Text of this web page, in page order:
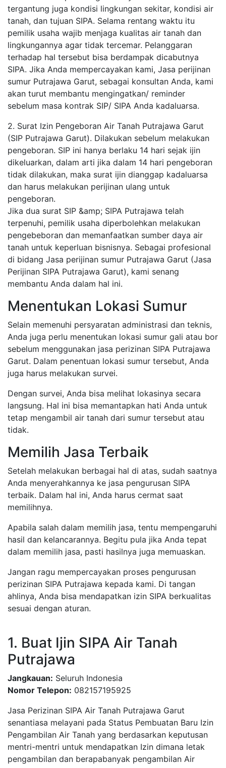
tergantung juga kondisi lingkungan sekitar, kondisi air
tanah, dan tujuan SIPA. Selama rentang waktu itu
pemilik usaha wajib menjaga kualitas air tanah dan
lingkungannya agar tidak tercemar. Pelanggaran
terhadap hal tersebut bisa berdampak dicabutnya
SIPA. Jika Anda mempercayakan kami, Jasa perijinan
sumur Putrajawa Garut, sebagai konsultan Anda, kami
akan turut membantu mengingatkan/ reminder
sebelum masa kontrak SIP/ SIPA Anda kadaluarsa.
2. Surat Izin Pengeboran Air Tanah Putrajawa Garut
(SIP Putrajawa Garut). Dilakukan sebelum melakukan
pengeboran. SIP ini hanya berlaku 14 hari sejak ijin
dikeluarkan, dalam arti jika dalam 14 hari pengeboran
tidak dilakukan, maka surat ijin dianggap kadaluarsa
dan harus melakukan perijinan ulang untuk
pengeboran.
Jika dua surat SIP &amp; SIPA Putrajawa telah
terpenuhi, pemilik usaha diperbolehkan melakukan
pengebeboran dan memanfaatkan sumber daya air
tanah untuk keperluan bisnisnya. Sebagai profesional
di bidang Jasa perijinan sumur Putrajawa Garut (Jasa
Perijinan SIPA Putrajawa Garut), kami senang
membantu Anda dalam hal ini.
Menentukan Lokasi Sumur
Selain memenuhi persyaratan administrasi dan teknis,
Anda juga perlu menentukan lokasi sumur gali atau bor
sebelum menggunakan jasa perizinan SIPA Putrajawa
Garut. Dalam penentuan lokasi sumur tersebut, Anda
juga harus melakukan survei.
Dengan survei, Anda bisa melihat lokasinya secara
langsung. Hal ini bisa memantapkan hati Anda untuk
tetap mengambil air tanah dari sumur tersebut atau
tidak.
Memilih Jasa Terbaik
Setelah melakukan berbagai hal di atas, sudah saatnya
Anda menyerahkannya ke jasa pengurusan SIPA
terbaik. Dalam hal ini, Anda harus cermat saat
memilihnya.
Apabila salah dalam memilih jasa, tentu mempengaruhi
hasil dan kelancarannya. Begitu pula jika Anda tepat
dalam memilih jasa, pasti hasilnya juga memuaskan.
Jangan ragu mempercayakan proses pengurusan
perizinan SIPA Putrajawa kepada kami. Di tangan
ahlinya, Anda bisa mendapatkan izin SIPA berkualitas
sesuai dengan aturan.
1. Buat Ijin SIPA Air Tanah
Putrajawa
Jangkauan: Seluruh Indonesia
Nomor Telepon: 082157195925
Jasa Perizinan SIPA Air Tanah Putrajawa Garut
senantiasa melayani pada Status Pembuatan Baru Izin
Pengambilan Air Tanah yang berdasarkan keputusan
mentri-mentri untuk mendapatkan Izin dimana letak
pengambilan dan berapabanyak pengambilan Air